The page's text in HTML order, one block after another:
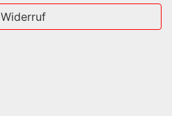
Widerruf